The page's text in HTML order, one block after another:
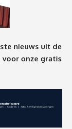
nieuws uit de
voor onze gratis